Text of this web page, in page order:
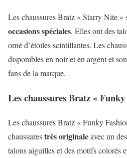
Les chaussures Bratz « Starry Nite
occasions spéciales. Elles ont des
orné d’étoiles scintillantes. Les
disponibles en noir et en argent et
fans de la marque.
Les chaussures Bratz «
Les chaussures Bratz « Funky
chaussurestrès originaleavec un
talons aiguilles et des motifs colorés